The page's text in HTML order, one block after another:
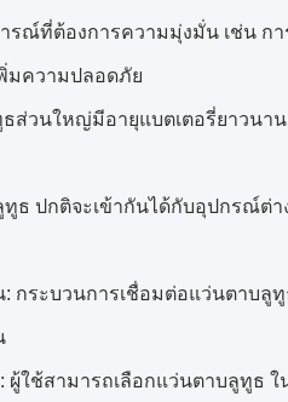
รณ์ที่ต้องการความมุ่งมั่น เช่น ก
มความปลอดภัย
ส่วนใหญ่มีอายุแบตเตอรี่ยาวน
ธ ปกติจะเข้ากันได้กับอุปกรณ์ต่
กระบวนการเชื่อมต่อแว่นตาบลู
ผู้ใช้สามารถเลือกแว่นตาบลูทูธ